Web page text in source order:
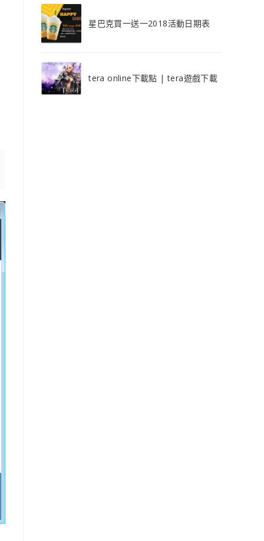
星巴克買一送一2018活動日期表
tera online下載點 | tera遊戲下載